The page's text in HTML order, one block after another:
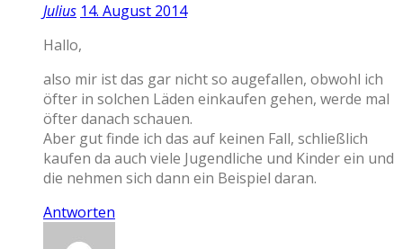
Julius 14. August 2014
Hallo,
also mir ist das gar nicht so augefallen, obwohl ich
öfter in solchen Läden einkaufen gehen, werde mal
öfter danach schauen.
Aber gut finde ich das auf keinen Fall, schließlich
kaufen da auch viele Jugendliche und Kinder ein und
die nehmen sich dann ein Beispiel daran.
Antworten